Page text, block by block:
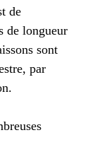
de
de longueur
sont
par